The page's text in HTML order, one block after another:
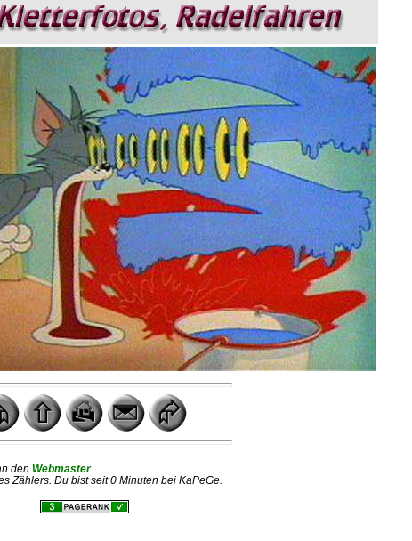
den Webmaster.
Zählers. Du bist seit 0 Minuten bei KaPeGe.